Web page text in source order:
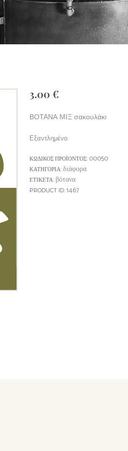
3.00 €
ΒΟΤΑΝΑ ΜΙΞ σακουλάκι
Εξαντλημένο
ΚΩΔΙΚΌΣ ΠΡΟΪΌΝΤΟΣ: 00050
ΚΑΤΗΓΟΡΊΑ: διάφορα
ΕΤΙΚΈΤΑ: βότανα
PRODUCT ID: 1467